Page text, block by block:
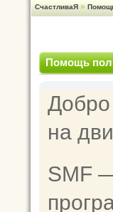
СчастливаЯ »
Помощь
на
SMF